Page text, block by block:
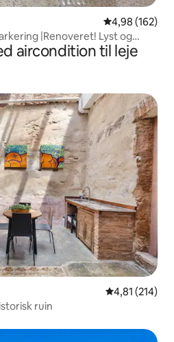
4,98 ud af 5 i
4,98 (162)
|Renoveret! Lyst og
aircondition til leje
4,81 ud af 5 i
4,81 (214)
ruin